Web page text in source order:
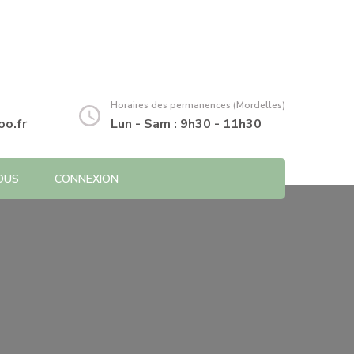
Horaires des permanences (Mordelles)
Lun - Sam : 9h30 - 11h30
CONNEXION